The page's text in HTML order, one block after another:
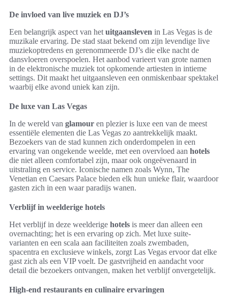
De invloed van live muziek en DJ’s
Een belangrijk aspect van het uitgaansleven in Las Vegas is de
muzikale ervaring. De stad staat bekend om zijn levendige live
muziekoptredens en gerenommeerde DJ’s die elke nacht de
dansvloeren overspoelen. Het aanbod varieert van grote namen
in de elektronische muziek tot opkomende artiesten in intieme
settings. Dit maakt het uitgaansleven een onmiskenbaar spektakel
waarbij elke avond uniek kan zijn.
De luxe van Las Vegas
In de wereld van glamour en plezier is luxe een van de meest
essentiële elementen die Las Vegas zo aantrekkelijk maakt.
Bezoekers van de stad kunnen zich onderdompelen in een
ervaring van ongekende weelde, met een overvloed aan hotels
die niet alleen comfortabel zijn, maar ook ongeëvenaard in
uitstraling en service. Iconische namen zoals Wynn, The
Venetian en Caesars Palace bieden elk hun unieke flair, waardoor
gasten zich in een waar paradijs wanen.
Verblijf in weelderige hotels
Het verblijf in deze weelderige hotels is meer dan alleen een
overnachting; het is een ervaring op zich. Met luxe suite-
varianten en een scala aan faciliteiten zoals zwembaden,
spacentra en exclusieve winkels, zorgt Las Vegas ervoor dat elke
gast zich als een VIP voelt. De gastvrijheid en aandacht voor
detail die bezoekers ontvangen, maken het verblijf onvergetelijk.
High-end restaurants en culinaire ervaringen